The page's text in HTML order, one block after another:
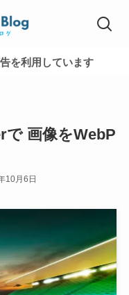
を利用しています
画像をWebP
10月6日